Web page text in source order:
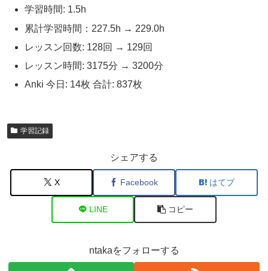
学習時間: 1.5h
累計学習時間：227.5h → 229.0h
レッスン回数: 128回 → 129回
レッスン時間: 3175分 → 3200分
Anki 今日: 14枚 合計: 837枚
学習記録
シェアする
X Facebook はてブ
LINE コピー
ntakaをフォローする